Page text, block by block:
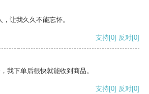
让我久久不能忘怀。
支持[0] 反对[0]
我下单后很快就能收到商品。
支持[0] 反对[0]